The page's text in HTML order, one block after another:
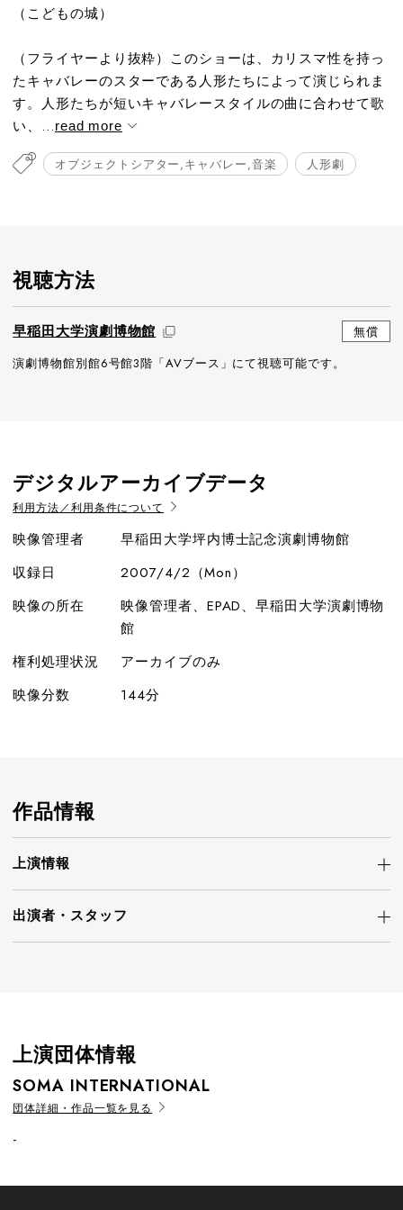
（こどもの城）
（フライヤーより抜粋）このショーは、カリスマ性を持っ
たキャバレーのスターである人形たちによって演じられま
す。人形たちが短いキャバレースタイルの曲に合わせて歌
い、...read more
オブジェクトシアター,キャバレー,音楽 人形劇
視聴方法
早稲田大学演劇博物館
無償
演劇博物館別館6号館3階「AVブース」にて視聴可能です。
デジタルアーカイブデータ
利用方法／利用条件について
映像管理者
早稲田大学坪内博士記念演劇博物館
収録日
2007/4/2（Mon）
映像の所在
映像管理者、EPAD、早稲田大学演劇博物
館
権利処理状況
アーカイブのみ
映像分数
144分
作品情報
上演情報
出演者・ スタッフ
上演団体情報
SOMA INTERNATIONAL
団体詳細・作品一覧を見る
-